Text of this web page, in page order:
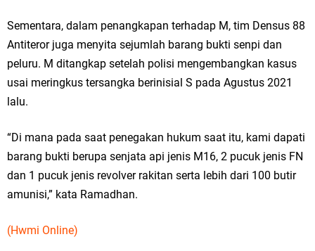
Sementara, dalam penangkapan terhadap M, tim Densus 88
Antiteror juga menyita sejumlah barang bukti senpi dan
peluru. M ditangkap setelah polisi mengembangkan kasus
usai meringkus tersangka berinisial S pada Agustus 2021
lalu.
“Di mana pada saat penegakan hukum saat itu, kami dapati
barang bukti berupa senjata api jenis M16, 2 pucuk jenis FN
dan 1 pucuk jenis revolver rakitan serta lebih dari 100 butir
amunisi,” kata Ramadhan.
(Hwmi Online)